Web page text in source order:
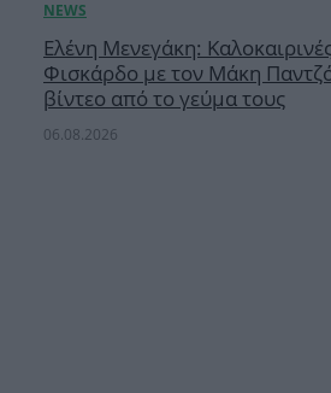
Ελένη Μενεγάκη:
Φισκάρδο με τον Μάκη
βίντεο από το γεύμα τους
06.08.2026